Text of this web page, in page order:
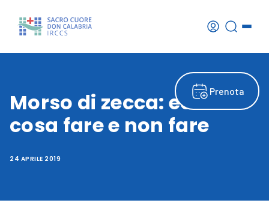
Prenota
Morso di zecca: ecco
cosa fare e non fare
24 APRILE 2019